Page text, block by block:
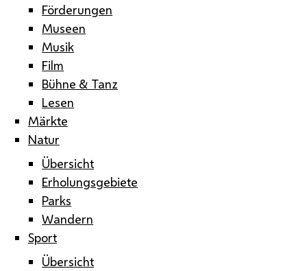
Förderungen
Museen
Musik
Film
Bühne & Tanz
Lesen
Märkte
Natur
Übersicht
Erholungsgebiete
Parks
Wandern
Sport
Übersicht